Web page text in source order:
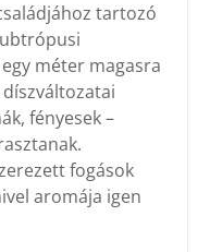
tartozó
méter magasra
fényesek –
fogások
aromája igen